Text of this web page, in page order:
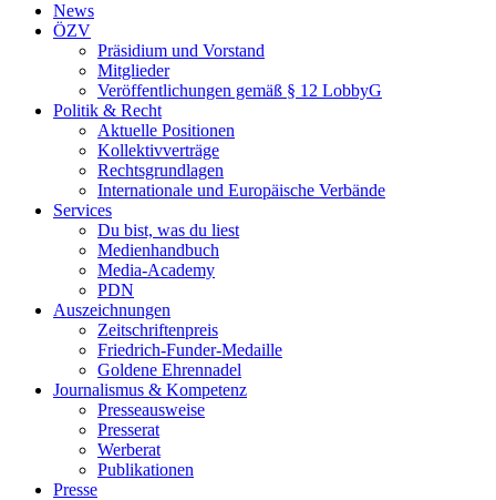
News
ÖZV
Präsidium und Vorstand
Mitglieder
Veröffentlichungen gemäß § 12 LobbyG
Politik & Recht
Aktuelle Positionen
Kollektivverträge
Rechtsgrundlagen
Internationale und Europäische Verbände
Services
Du bist, was du liest
Medienhandbuch
Media-Academy
PDN
Auszeichnungen
Zeitschriftenpreis
Friedrich-Funder-Medaille
Goldene Ehrennadel
Journalismus & Kompetenz
Presseausweise
Presserat
Werberat
Publikationen
Presse